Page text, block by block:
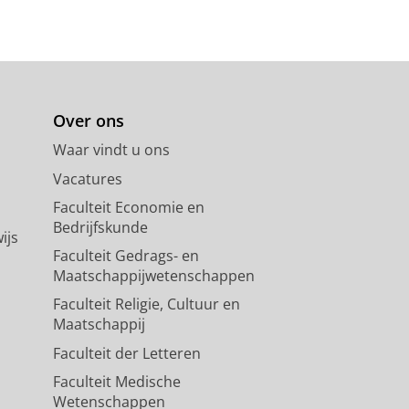
Over ons
Waar vindt u ons
Vacatures
Faculteit Economie en
Bedrijfskunde
Faculteit Gedrags- en
Maatschappijwetenschappen
Faculteit Religie, Cultuur en
Maatschappij
Faculteit der Letteren
Faculteit Medische
Wetenschappen